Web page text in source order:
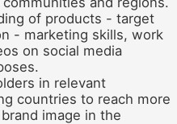
of products - target
- marketing skills, work
on social media
in relevant
countries to reach more
image in the